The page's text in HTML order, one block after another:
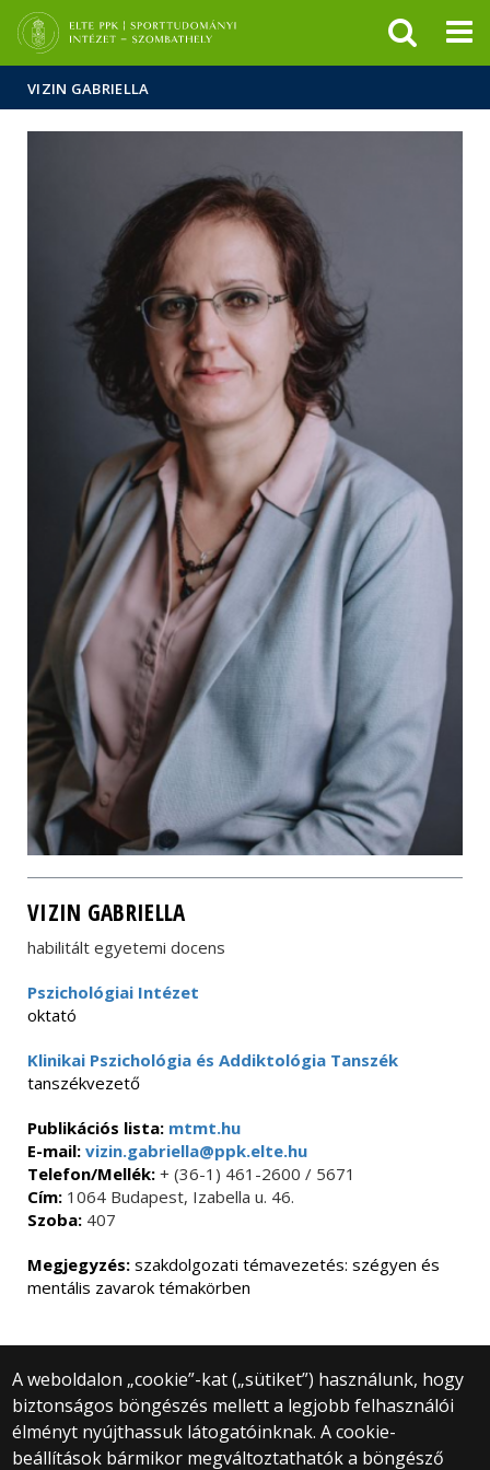
Hírek
Események
ELTE a
sajtóban
VIZIN GABRIELLA
VIZIN GABRIELLA
habilitált egyetemi docens
Pszichológiai Intézet
oktató
Klinikai Pszichológia és Addiktológia Tanszék
tanszékvezető
Publikációs lista: mtmt.hu
E-mail: vizin.gabriella@ppk.elte.hu
Telefon/Mellék: + (36-1) 461-2600 / 5671
Cím: 1064 Budapest, Izabella u. 46.
Szoba: 407
Megjegyzés: szakdolgozati témavezetés: szégyen és
mentális zavarok témakörben
A weboldalon „cookie”-kat („sütiket”) használunk, hogy
biztonságos böngészés mellett a legjobb felhasználói
élményt nyújthassuk látogatóinknak. A cookie-
beállítások bármikor megváltoztathatók a böngésző
© 2025 Eötvös Loránd Tudományegyetem
Minden jog fenntartva.
1053 Budapest, Egyetem tér 1–3.